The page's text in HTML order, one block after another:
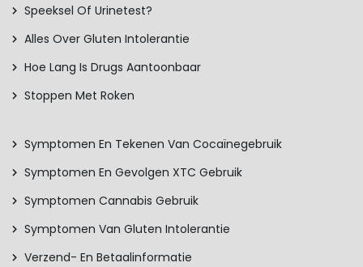
Speeksel Of Urinetest?
Alles Over Gluten Intolerantie
Hoe Lang Is Drugs Aantoonbaar
Stoppen Met Roken
Symptomen En Tekenen Van Cocaïnegebruik
Symptomen En Gevolgen XTC Gebruik
Symptomen Cannabis Gebruik
Symptomen Van Gluten Intolerantie
Verzend- En Betaalinformatie